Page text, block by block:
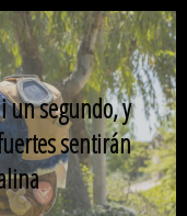
un segundo, y
sentirán